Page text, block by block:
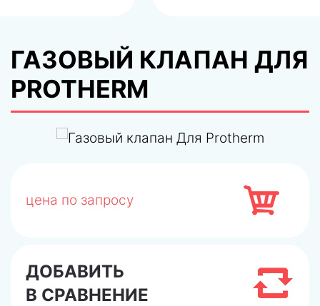
ГАЗОВЫЙ КЛАПАН ДЛЯ
PROTHERM
цена по запросу
ДОБАВИТЬ
В СРАВНЕНИЕ